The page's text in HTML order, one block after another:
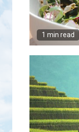
1 min read